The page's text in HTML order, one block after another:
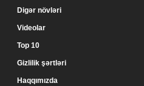
Digər növləri
Videolar
Top 10
Gizlilik şərtləri
Haqqımızda